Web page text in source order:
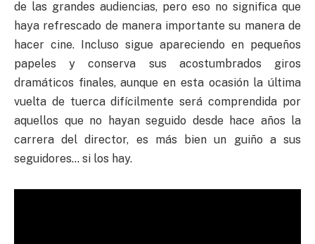
de las grandes audiencias, pero eso no significa que
haya refrescado de manera importante su manera de
hacer cine. Incluso sigue apareciendo en pequeños
papeles y conserva sus acostumbrados giros
dramáticos finales, aunque en esta ocasión la última
vuelta de tuerca difícilmente será comprendida por
aquellos que no hayan seguido desde hace años la
carrera del director, es más bien un guiño a sus
seguidores… si los hay.